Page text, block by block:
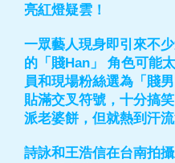
亮紅燈疑雲！
一眾藝人現身即引來不
的「賤Han」 角色可能
員和現場粉絲選為「賤
貼滿交叉符號，十分搞
派老婆餅，但就熱到汗流
詩詠和王浩信在台南拍